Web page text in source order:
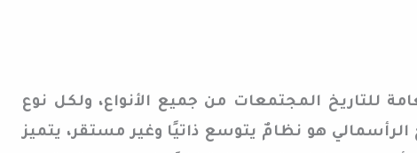
للتاريخ المجتمعات من جميع الأنواع، ولكل نوع
هو نظامٌ يتوسع ذاتيًا وغير مستقر، يتميز